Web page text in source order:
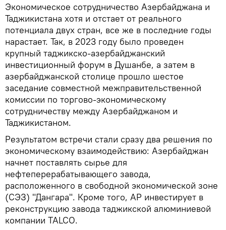
Экономическое сотрудничество Азербайджана и
Таджикистана хотя и отстает от реального
потенциала двух стран, все же в последние годы
нарастает. Так, в 2023 году было проведен
крупный таджикско-азербайджанский
инвестиционный форум в Душанбе, а затем в
азербайджанской столице прошло шестое
заседание совместной межправительственной
комиссии по торгово-экономическому
сотрудничеству между Азербайджаном и
Таджикистаном.
Результатом встречи стали сразу два решения по
экономическому взаимодействию: Азербайджан
начнет поставлять сырье для
нефтеперерабатывающего завода,
расположенного в свободной экономической зоне
(СЭЗ) "Дангара". Кроме того, АР инвестирует в
реконструкцию завода таджикской алюминиевой
компании TALCO.